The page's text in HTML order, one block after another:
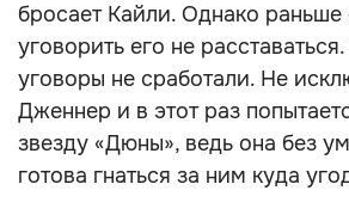
бросает Кайли. Однако раньше
уговорить его не
уговоры не сработали. Не
Дженнер и в этот раз
звезду «Дюны», ведь она без
готова гнаться за ним куда